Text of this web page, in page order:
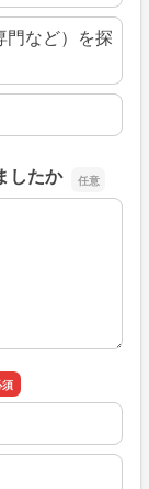
門など）を探
したか
たか